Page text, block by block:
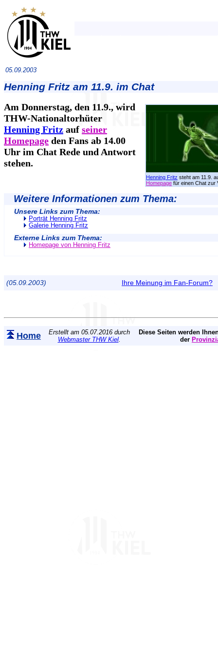
05.09.2003
Henning Fritz am 11.9. im Chat
Henning Fritz steht am 11.9.
Homepage für einen Chat zur
Am Donnerstag, den 11.9., wird
THW-Nationaltorhüter
Henning Fritz auf seiner
Homepage den Fans ab 14.00
Uhr im Chat Rede und Antwort
stehen.
Weitere Informationen zum Thema:
Unsere Links zum Thema:
Porträt Henning Fritz
Galerie Henning Fritz
Externe Links zum Thema:
Homepage von Henning Fritz
(05.09.2003) Ihre Meinung im Fan-Forum?
Home
Erstellt am 05.07.2016 durch
Webmaster THW Kiel.
Diese Seiten werden
der